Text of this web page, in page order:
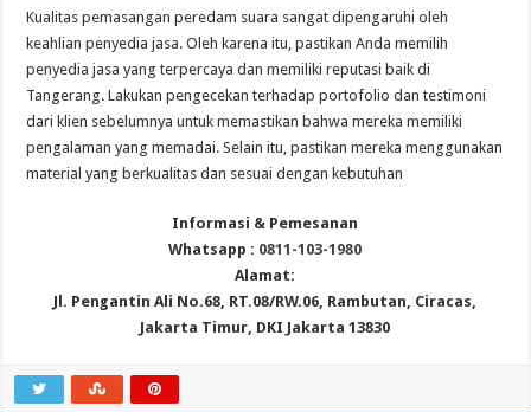
Kualitas pemasangan peredam suara sangat dipengaruhi oleh
keahlian penyedia jasa. Oleh karena itu, pastikan Anda memilih
penyedia jasa yang terpercaya dan memiliki reputasi baik di
Tangerang. Lakukan pengecekan terhadap portofolio dan testimoni
dari klien sebelumnya untuk memastikan bahwa mereka memiliki
pengalaman yang memadai. Selain itu, pastikan mereka menggunakan
material yang berkualitas dan sesuai dengan kebutuhan
Informasi & Pemesanan
Whatsapp : 0811-103-1980
Alamat:
Jl. Pengantin Ali No.68, RT.08/RW.06, Rambutan, Ciracas,
Jakarta Timur, DKI Jakarta 13830